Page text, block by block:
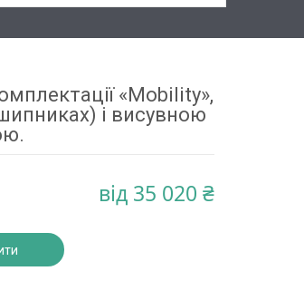
«Mobility»,
і висувною
від 35 020 ₴